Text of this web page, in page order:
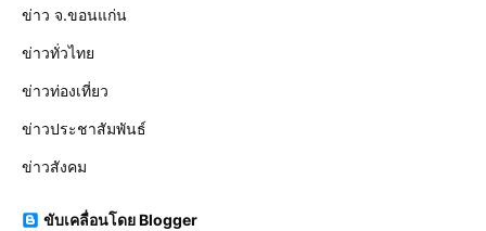
ข่าว จ.ขอนแก่น
ข่าวทั่วไทย
ข่าวท่องเที่ยว
ข่าวประชาสัมพันธ์
ข่าวสังคม
ขับเคลื่อนโดย Blogger